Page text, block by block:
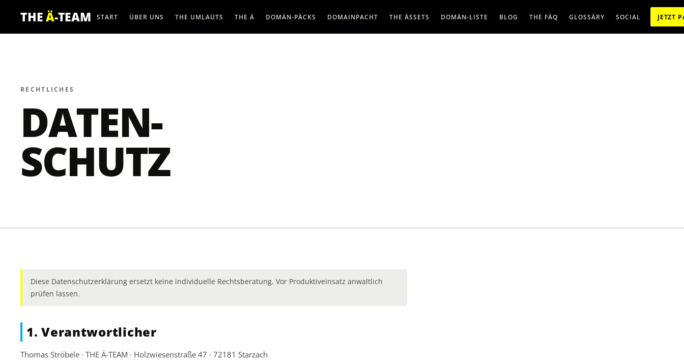
THEÄ-TEAM START ÜBER UNS THE UMLAUTS THE Ä DOMÄN-PÄCKS DOMAINPACHT THE ÄSSETS DOMÄN-LISTE BLOG THE FÄQ GLOSSÄRY SOCIAL JETZT
RECHTLICHES
DATEN-
SCHUTZ
Diese Datenschutzerklärung ersetzt keine individuelle Rechtsberatung. Vor Produktiveinsatz anwaltlich
prüfen lassen.
1. Verantwortlicher
Thomas Ströbele · THE Ä-TEAM · Holzwiesenstraße 47 · 72181 Starzach